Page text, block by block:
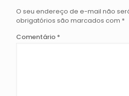
O seu endereço de e-mail não
obrigatórios são marcados com *
Comentário *